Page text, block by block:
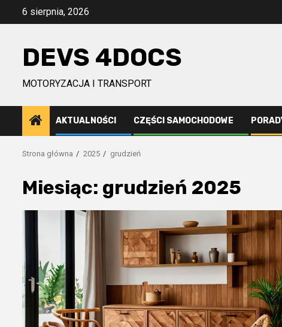
Przejdź6 sierpnia, 2026
DEVS 4DOCS
MOTORYZACJA I TRANSPORT
AKTUALNOŚCI CZĘŚCI SAMOCHODOWE
Strona główna 2025 grudzień
Miesiąc: grudzień 2025